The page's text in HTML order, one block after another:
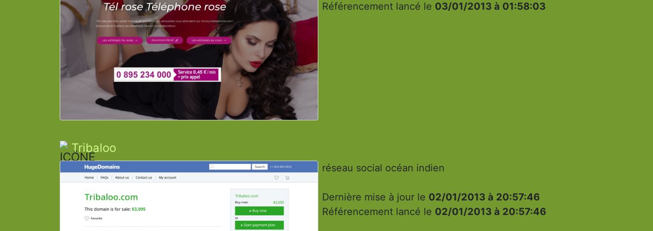
Référencement lancé le 03/01/2013 à 01:58:03
Tribaloo
réseau social océan indien
Dernière mise à jour le 02/01/2013 à 20:57:46
Référencement lancé le 02/01/2013 à 20:57:46